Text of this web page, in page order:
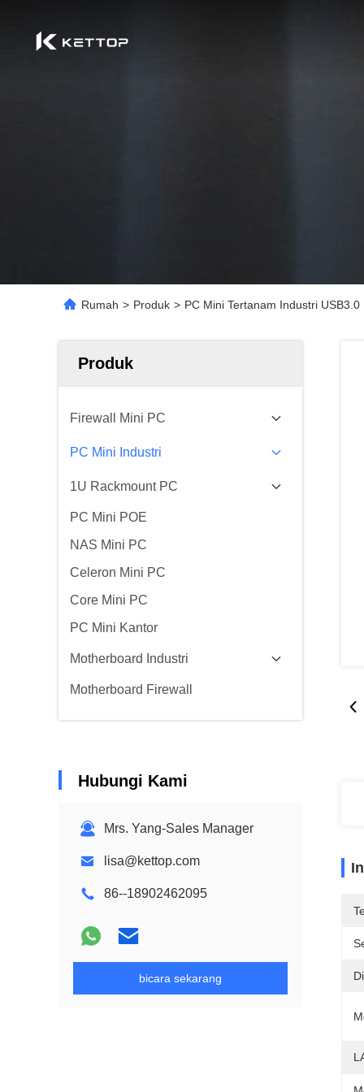
Rumah > Produk > PC Mini Tertanam Industri
Produk
Firewall Mini PC
PC Mini Industri
1U Rackmount PC
PC Mini POE
NAS Mini PC
Celeron Mini PC
Core Mini PC
PC Mini Kantor
Motherboard Industri
Motherboard Firewall
Hubungi Kami
Mrs. Yang-Sales Manager
lisa@kettop.com
86--18902462095
bicara sekarang